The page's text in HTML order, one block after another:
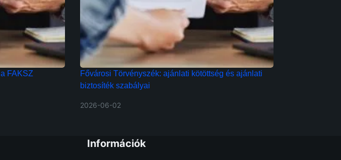
FAKSZ
Fővárosi Törvényszék: ajánlati kötöttség és ajánlati
biztosíték szabályai
2026-06-02
Információk